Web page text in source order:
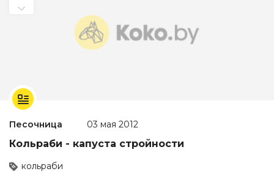
Песочница 03 мая 2012
Кольраби - капуста стройности
кольраби